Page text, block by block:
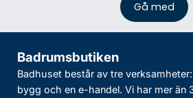
Badrumsbutiken
Badhuset består av tre
bygg och en e-handel. Vi har mer än